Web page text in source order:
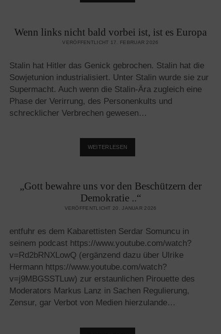
MENSCHENSCHLÄCHTER
TOT,
HAMAN
Wenn links nicht bald vorbei ist, ist es Europa
VERÖFFENTLICHT 17. FEBRUAR 2026
Stalin hat Hitler das Genick gebrochen. Stalin hat die
Sowjetunion industrialisiert. Unter Stalin wurde sie zur
Supermacht. Auch wenn die Stalin-Ära zugleich eine
Phase der Verirrung, des Personenkults und
schrecklicher Verbrechen gewesen…
WEITERLESEN
LINKS
VORBEI
IST
„Gott bewahre uns vor den Beschützern der
Demokratie ..“
VERÖFFENTLICHT 20. JANUAR 2026
entfuhr es dem Kabarettisten Serdar Somuncu in
seinem podcast https://www.youtube.com/watch?
v=Rd2bRNXLowQ (ergänzend dazu über Ulrike
Hermann https://www.youtube.com/watch?
v=j9MBGSSTLuw) zur erstaunlichen Pirouette des
Moderators Markus Lanz in Sachen Regulierung,
Zensur, gar Verbot von Medien hierzulande…